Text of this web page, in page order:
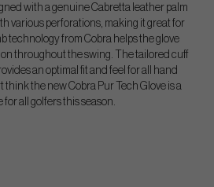
with a genuine Cabretta leather palm
various perforations, making it great for
technology from Cobra helps the glove
throughout the swing. The tailored cuff
an optimal fit and feel for all hand
think the new Cobra Pur Tech Glove is a
for all golfers this season.